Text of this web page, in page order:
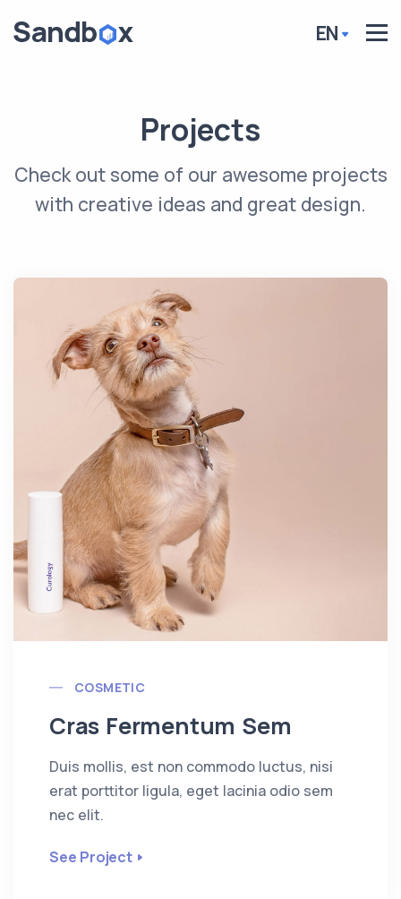
EN
Projects
Check out some of our awesome projects
with creative ideas and great design.
COSMETIC
Cras Fermentum Sem
Duis mollis, est non commodo luctus, nisi
erat porttitor ligula, eget lacinia odio sem
nec elit.
See Project